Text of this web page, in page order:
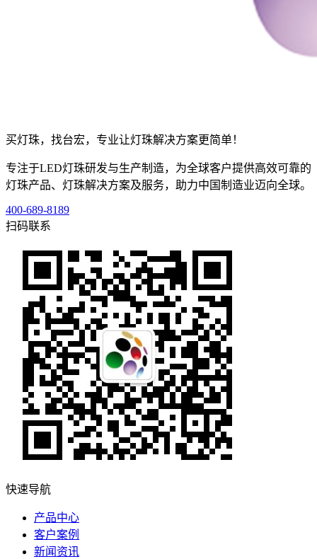
买灯珠，找台宏，专业让灯珠解决方案更简单！
专注于LED灯珠研发与生产制造，为全球客户提供高效可靠的
灯珠产品、灯珠解决方案及服务，助力中国制造业迈向全球。
400-689-8189
扫码联系
快速导航
产品中心
客户案例
新闻资讯